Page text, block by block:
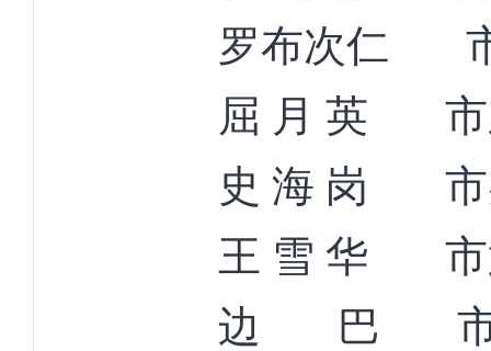
罗布次仁
屈 月 英
史 海 岗
王 雪 华
边
巴